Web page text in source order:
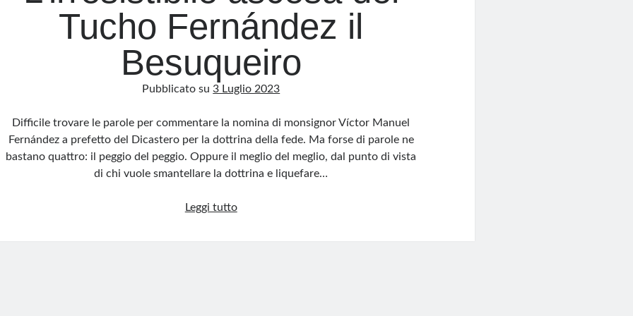
Tucho Fernández il
Besuqueiro
Pubblicato su3 Luglio 2023
Difficile trovare le parole per commentare la nomina di monsignor Víctor Manuel
Fernández a prefetto del Dicastero per la dottrina della fede. Ma forse di parole ne
bastano quattro: il peggio del peggio. Oppure il meglio del meglio, dal punto di vista
di chi vuole smantellare la dottrina e liquefare…
Leggi tuttoL’irresistibile